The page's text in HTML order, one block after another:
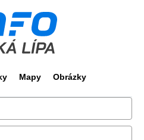
Mapy Obrázky